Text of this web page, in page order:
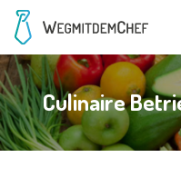
Culinaire